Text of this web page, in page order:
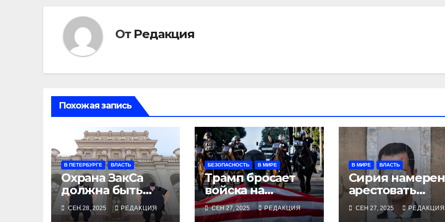
От Редакция
Похожая запись
В ПЕТЕРБУРГЕ ВЛАСТЬ
Охрана ЗакСа
должна быть
вежливой, с
палками и
СЕН 28, 2025 РЕДАКЦИЯ
БЕЗОПАСНОСТЬ В МИРЕ
Трамп бросает
войска на
Портленд
СЕН 27, 2025 РЕДАКЦИЯ
В МИРЕ ВЛАСТЬ
Сирия
арестовать
бежавшего в
Москву экс-
СЕН 27, 2025 РЕДАКЦИЯ